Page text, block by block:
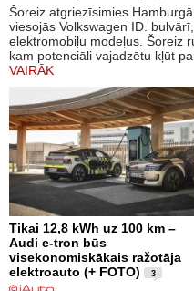
Šoreiz atgriezīsimies
viesojās Volkswagen ID.
elektromobiļu modeļus. Šoreiz
kam potenciāli vajadzētu kļūt
VAIRĀK
Tikai 12,8 kWh uz 100 km –
Audi e-tron būs
visekonomiskākais ražotāja
elektroauto (+ FOTO)
3